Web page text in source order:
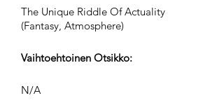
The Unique Riddle Of Actuality
(Fantasy, Atmosphere)
Vaihtoehtoinen Otsikko:
N/A